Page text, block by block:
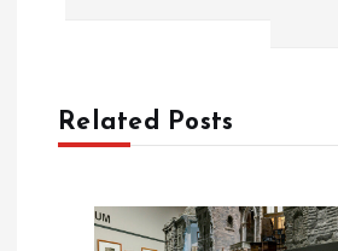
n
a
Related Posts